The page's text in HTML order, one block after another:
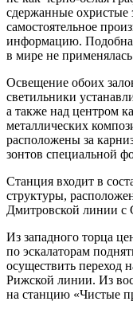
сдержанные
самостоятельное
информацию.
в мире не
Освещение обоих
светильники
а также над центром
металлических
расположены за
зонтов специальной
Станция входит в
структуры,
Дмитровской линии с
Из западного торца
по эскалаторам
осуществить переход
Рижской линии. Из
на станцию «Чистые